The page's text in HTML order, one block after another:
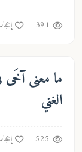
391 إعجاب
ما معنىآخَى
الغني
525 إعجاب